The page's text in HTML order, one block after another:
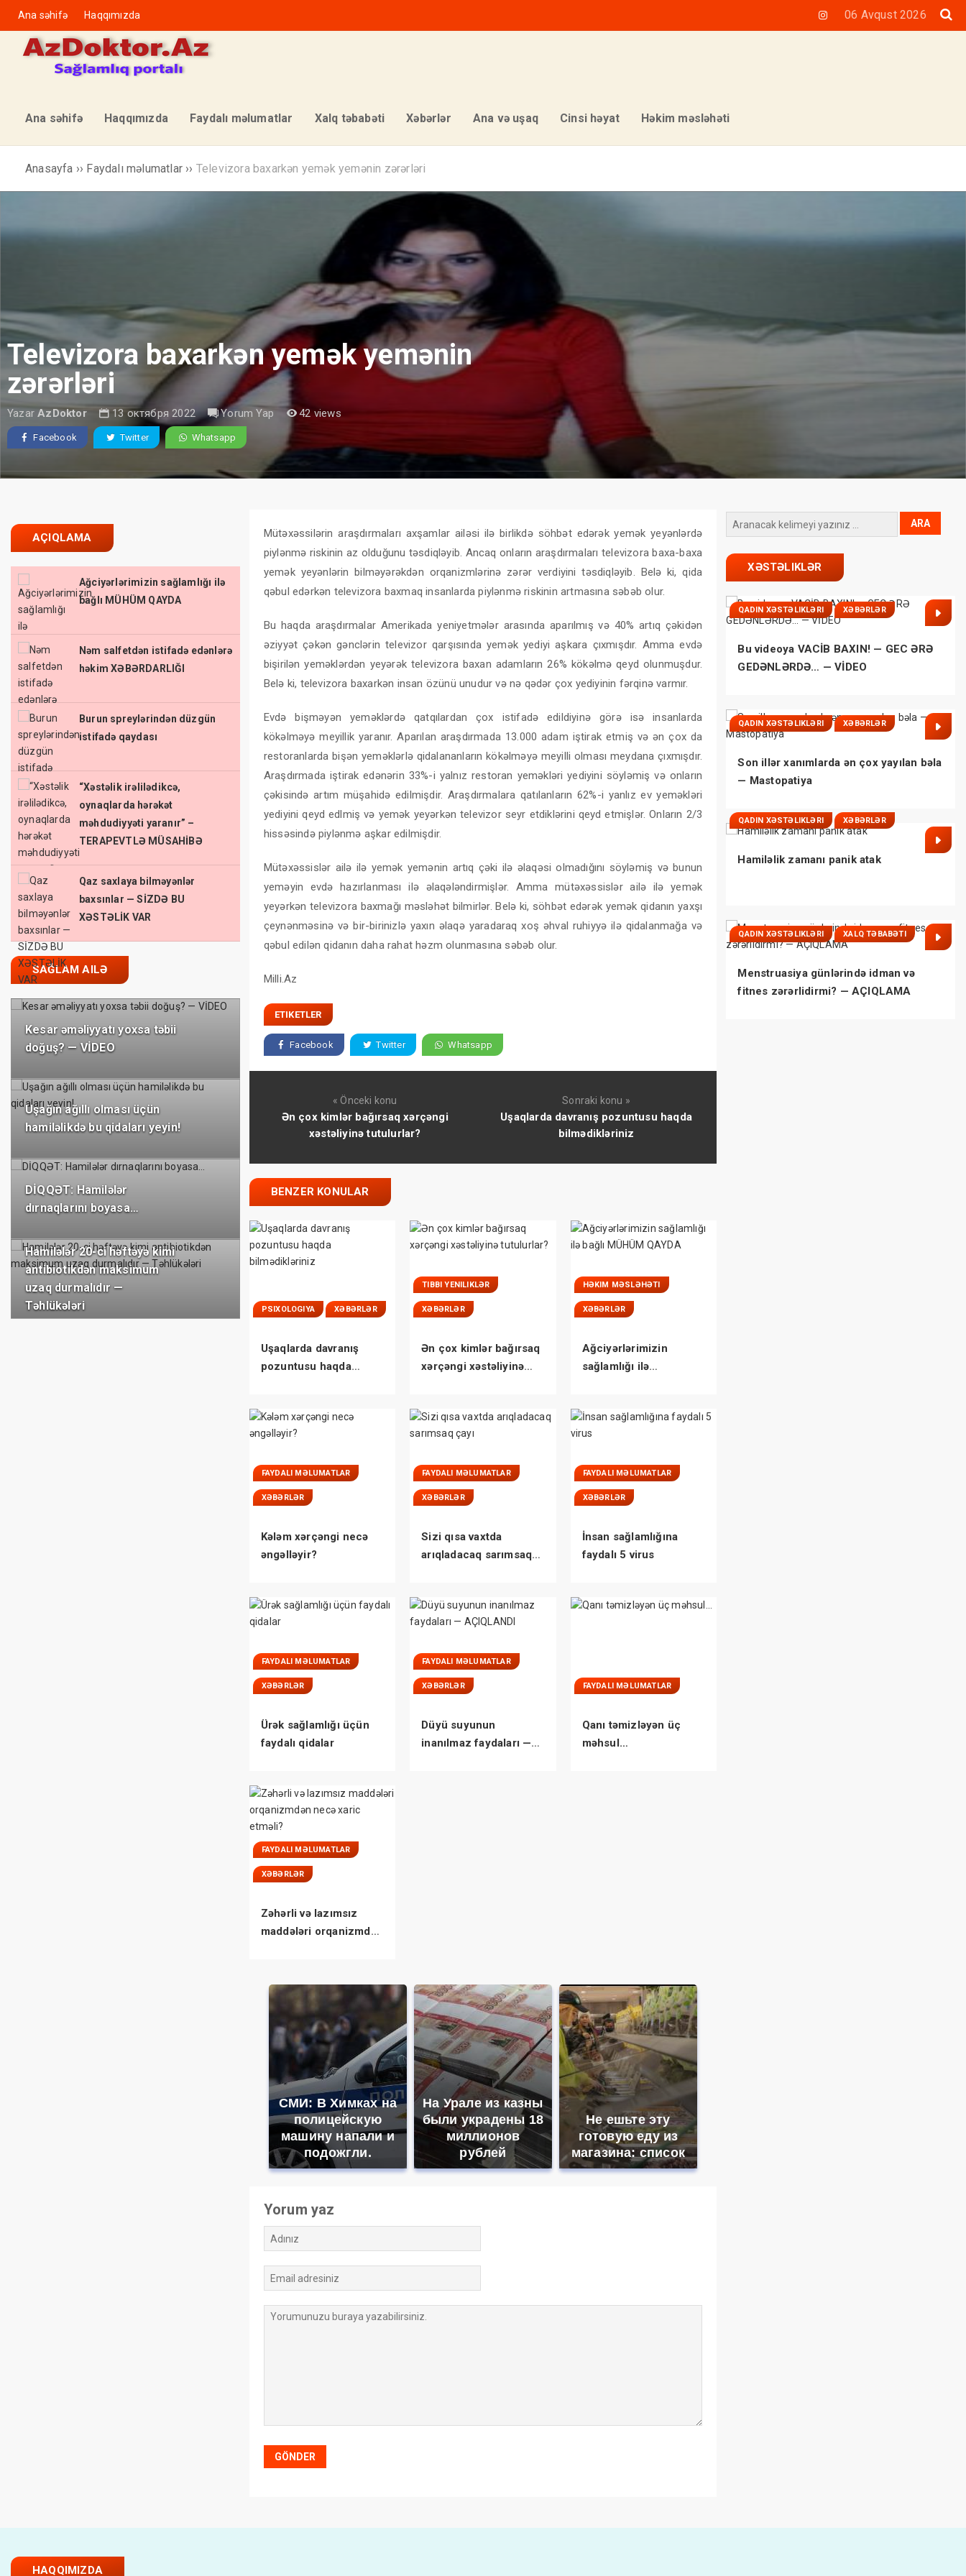
06 Avqust 2026
Ana səhifə Haqqımızda
Ana səhifə Haqqımızda Faydalı məlumatlar Xalq təbabəti Xəbərlər Ana və uşaq Cinsi həyat Həkim məsləhəti
Anasayfa ›› Faydalı məlumatlar ›› Televizora baxarkən yemək yemənin zərərləri
Televizora baxarkən yemək yemənin
zərərləri
YazarAzDoktor 13 октября 2022 Yorum Yap 42 views
Facebook Twitter Whatsapp
AÇIQLAMA
Ağciyərlərimizin sağlamlığı ilə
bağlı MÜHÜM QAYDA
Nəm salfetdən istifadə edənlərə
həkim XƏBƏRDARLIĞI
Burun spreylərindən düzgün
istifadə qaydası
“Xəstəlik irəlilədikcə,
oynaqlarda hərəkət
məhdudiyyəti yaranır” –
TERAPEVTLƏ MÜSAHİBƏ
Qaz saxlaya bilməyənlər
baxsınlar — SİZDƏ BU
XƏSTƏLİK VAR
SAĞLAM AILƏ
Kesar əməliyyatı yoxsa təbii
doğuş? — VİDEO
Uşağın ağıllı olması üçün
hamiləlikdə bu qidaları yeyin!
DİQQƏT: Hamilələr
dırnaqlarını boyasa…
Hamilələr 20-ci həftəyə kimi
antibiotikdən maksimum
uzaq durmalıdır —
Təhlükələri
Mütəxəssilərin araşdırmaları axşamlar ailəsi ilə birlikdə söhbət edərək yemək yeyənlərdə
piylənmə riskinin az olduğunu təsdiqləyib. Ancaq onların araşdırmaları televizora baxa-baxa
yemək yeyənlərin bilməyərəkdən orqanizmlərinə zərər verdiyini təsdiqləyib. Belə ki, qida
qəbul edərkən televizora baxmaq insanlarda piylənmə riskinin artmasına səbəb olur.
Bu haqda araşdırmalar Amerikada yeniyetmələr arasında aparılmış və 40% artıq çəkidən
əziyyət çəkən gənclərin televizor qarşısında yemək yediyi aşkara çıxmışdır. Amma evdə
bişirilən yeməklərdən yeyərək televizora baxan adamların 26% kökəlmə qeyd olunmuşdur.
Belə ki, televizora baxarkən insan özünü unudur və nə qədər çox yediyinin fərqinə varmır.
Evdə bişməyən yeməklərdə qatqılardan çox istifadə edildiyinə görə isə insanlarda
kökəlməyə meyillik yaranır. Aparılan araşdırmada 13.000 adam iştirak etmiş və ən çox da
restoranlarda bişən yeməklərlə qidalananların kökəlməyə meyilli olması meydana çıxmışdır.
Araşdırmada iştirak edənərin 33%-i yalnız restoran yeməkləri yediyini söyləmiş və onların
çəkisində artım müşahidə edilmişdir. Araşdırmalara qatılanların 62%-i yanlız ev yeməkləri
yediyini qeyd edlmiş və yemək yeyərkən televizor seyr etdiklərini qeyd etmişlər. Onların 2/3
hissəsində piylənmə aşkar edilmişdir.
Mütəxəssislər ailə ilə yemək yemənin artıq çəki ilə əlaqəsi olmadığını söyləmiş və bunun
yeməyin evdə hazırlanması ilə əlaqələndirmişlər. Amma mütəxəssislər ailə ilə yemək
yeyərkən televizora baxmağı məsləhət bilmirlər. Belə ki, söhbət edərək yemək qidanın yaxşı
çeynənməsinə və bir-birinizlə yaxın əlaqə yaradaraq xoş əhval ruhiyyə ilə qidalanmağa və
qəbul edilən qidanın daha rahat həzm olunmasına səbəb olur.
Milli.Az
ETIKETLER
Facebook Twitter Whatsapp
« Önceki konu
Ən çox kimlər bağırsaq xərçəngi
xəstəliyinə tutulurlar?
Sonraki konu »
Uşaqlarda davranış pozuntusu haqda
bilmədikləriniz
BENZER KONULAR
PSIXOLOGIYA XƏBƏRLƏR
Uşaqlarda davranış
pozuntusu haqda
TIBBI YENILIKLƏR
XƏBƏRLƏR
Ən çox kimlər bağırsaq
xərçəngi xəstəliyinə
HƏKIM MƏSLƏHƏTI
XƏBƏRLƏR
Ağciyərlərimizin
sağlamlığı ilə
FAYDALI MƏLUMATLAR
XƏBƏRLƏR
Kələm xərçəngi necə
əngəlləyir?
FAYDALI MƏLUMATLAR
XƏBƏRLƏR
Sizi qısa vaxtda
arıqladacaq sarımsaq
FAYDALI MƏLUMATLAR
XƏBƏRLƏR
İnsan sağlamlığına
faydalı 5 virus
FAYDALI MƏLUMATLAR
XƏBƏRLƏR
Ürək sağlamlığı üçün
faydalı qidalar
FAYDALI MƏLUMATLAR
XƏBƏRLƏR
Düyü suyunun
inanılmaz faydaları —
FAYDALI MƏLUMATLAR
Qanı təmizləyən üç
məhsul…
FAYDALI MƏLUMATLAR
XƏBƏRLƏR
Zəhərli və lazımsız
maddələri orqanizmdən
СМИ: В Химках на
полицейскую
машину напали и
подожгли.
На Урале из казны
были украдены 18
миллионов
рублей
Не ешьте эту
готовую еду из
магазина: список
Yorum yaz
XƏSTƏLIKLƏR
QADIN XƏSTƏLIKLƏRI XƏBƏRLƏR
Bu videoya VACİB BAXIN! — GEC ƏRƏ
GEDƏNLƏRDƏ… — VİDEO
QADIN XƏSTƏLIKLƏRI XƏBƏRLƏR
Son illər xanımlarda ən çox yayılan bəla
— Mastopatiya
QADIN XƏSTƏLIKLƏRI XƏBƏRLƏR
Hamiləlik zamanı panik atak
QADIN XƏSTƏLIKLƏRI XALQ TƏBABƏTI
Menstruasiya günlərində idman və
fitnes zərərlidirmi? — AÇIQLAMA
HAQQIMIZDA